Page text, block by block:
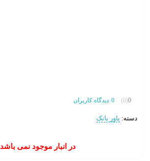
0
(0)
0 دیدگاه کاربران
دسته: پاور بانک
در انبار موجود نمی باشد